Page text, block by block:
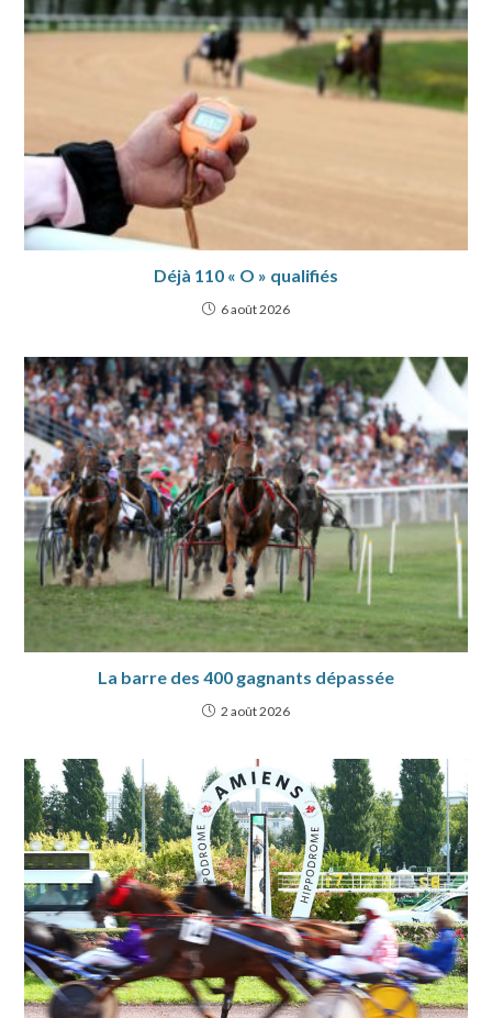
Déjà 110 « O » qualifiés
6 août 2026
La barre des 400 gagnants dépassée
2 août 2026